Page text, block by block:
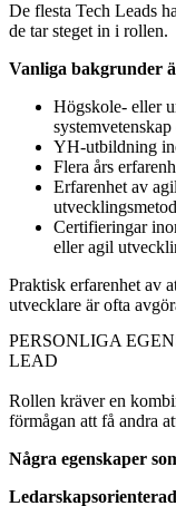
De flesta Tech Leads
de tar steget in i rollen.
Vanliga bakgrunder
Högskole- eller
YH-utbildning
Flera års
Erfarenhet av
Certifieringar
eller agil
Praktisk erfarenhet av
utvecklare är ofta
PERSONLIGA
LEAD
Rollen kräver en
förmågan att få andra
Några egenskaper
Ledarskapsorienterad